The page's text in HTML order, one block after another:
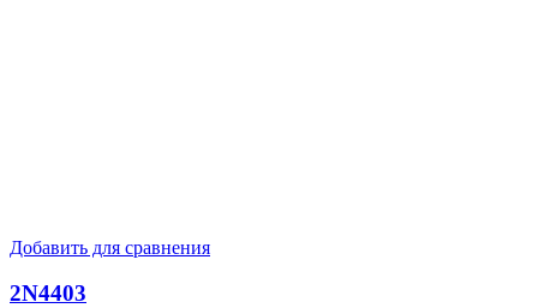
Добавить для сравнения
2N4403